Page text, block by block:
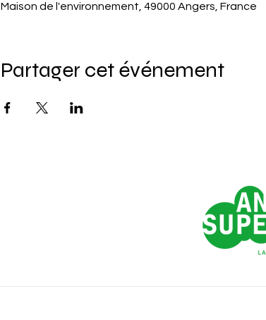
Maison de l'environnement, 49000 Angers, France
Partager cet événement